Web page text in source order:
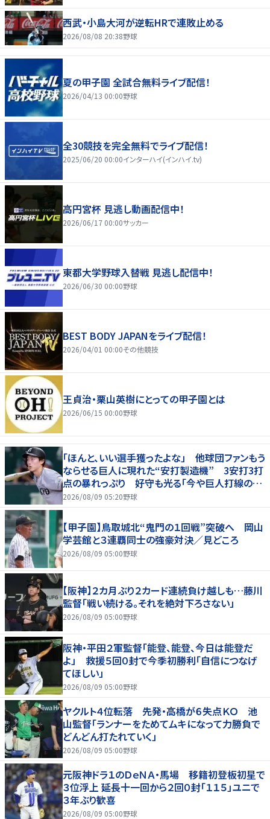
西武・小島大河が逆転HRで連敗止める
2026/08/08 20:38野球
夏の甲子園 全試合無料ライブ配信！
2026/04/13 00:00野球
全30競技を完全無料でライブ配信！
2025/06/20 00:00インターハイ(インハイ.tv)
高円宮杯 見逃し動画配信中！
2026/06/17 00:00サッカー
東都大学野球入替戦 見逃し配信中！
2026/06/30 00:00野球
BEST BODY JAPANをライブ配信！
2026/04/01 00:00その他競技
王貞治・栗山英樹にとっての甲子園とは
2026/06/15 00:00野球
「ほんと、いい選手獲ったよな」 他球団ファンもう
ならせる巨人に現れた“安打製造機” 3安打3打
点の暴れっぷり 好守も光る「今や巨人打線の顔
でしょ」
2026/08/09 05:20野球
【甲子園】鳥取城北“鬼門の１回戦”突破へ 岡山
学芸館と３連覇同士の強豪対決／見どころ
2026/08/09 05:00野球
【阪神】２カ月ぶり２カード連続負け越しも…藤川
監督「戦い続ける。それを絶対下ろさない」
2026/08/09 05:00野球
阪神・平田２軍監督「能登、能登、今日は能登だ
よ」 救援５回０封で今季初勝利「自信につなげ
てほしい」
2026/08/09 05:00野球
ヤクルト４位転落 先発・高橋が６失点ＫＯ 池
山監督「ランナーをためてムキになって力勝負で
どんどん打たれていく」
2026/08/09 05:00野球
元阪神ドラ１のＤｅＮＡ・馬場 移籍初登板初星で
３位浮上 延長十一回から２回０封「１１５」ユニで
３年ぶり歓喜
2026/08/09 05:00野球